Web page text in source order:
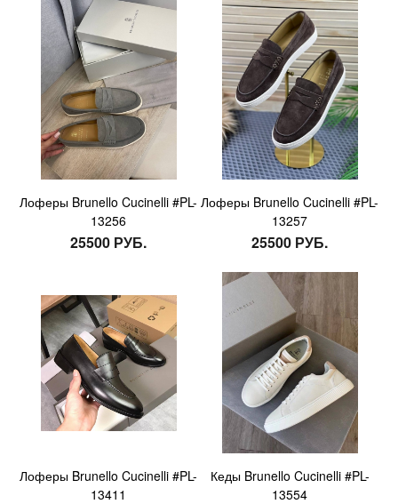
Лоферы Brunello Cucinelli #PL-
13256
25500 РУБ.
Лоферы Brunello Cucinelli #PL-
13257
25500 РУБ.
Лоферы Brunello Cucinelli #PL-
13411
Кеды Brunello Cucinelli #PL-
13554